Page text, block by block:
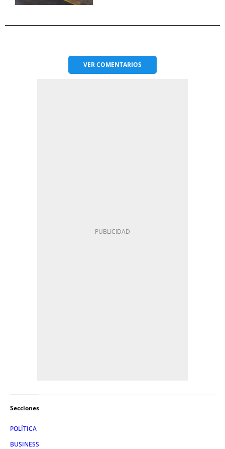
VERCOMENTARIOS
Secciones
POLÍTICA
BUSINESS